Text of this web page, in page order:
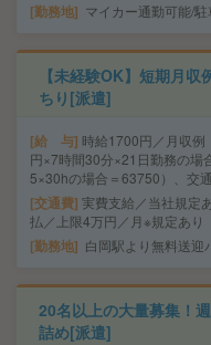
勤務地 マイカー通勤可能/
【未経験OK】短期月
ちり[派遣]
給 与 時給1700円／月収
円×7時間30分×21日勤務の場
5×30hの場合＝63750）、交
交通費 実費支給／当社規定
払／上限4万円／月※規定あり
勤務地 白岡駅より無料送迎
20名以上の大量募集！
詰め[派遣]